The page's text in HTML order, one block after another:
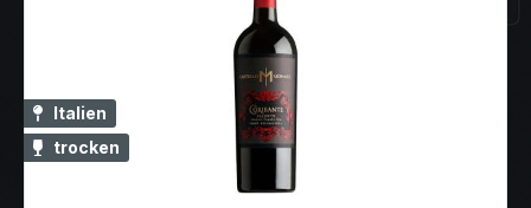
Italien
trocken